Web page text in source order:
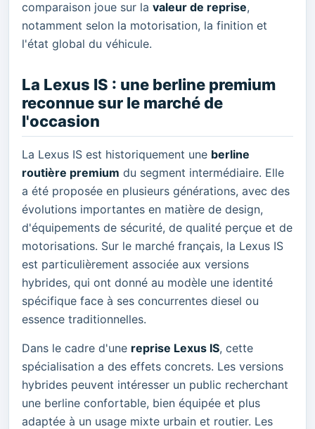
comparaison joue sur la valeur de reprise,
notamment selon la motorisation, la finition et
l'état global du véhicule.
La Lexus IS : une berline premium
reconnue sur le marché de
l'occasion
La Lexus IS est historiquement une berline
routière premium du segment intermédiaire. Elle
a été proposée en plusieurs générations, avec des
évolutions importantes en matière de design,
d'équipements de sécurité, de qualité perçue et de
motorisations. Sur le marché français, la Lexus IS
est particulièrement associée aux versions
hybrides, qui ont donné au modèle une identité
spécifique face à ses concurrentes diesel ou
essence traditionnelles.
Dans le cadre d'une reprise Lexus IS, cette
spécialisation a des effets concrets. Les versions
hybrides peuvent intéresser un public recherchant
une berline confortable, bien équipée et plus
adaptée à un usage mixte urbain et routier. Les